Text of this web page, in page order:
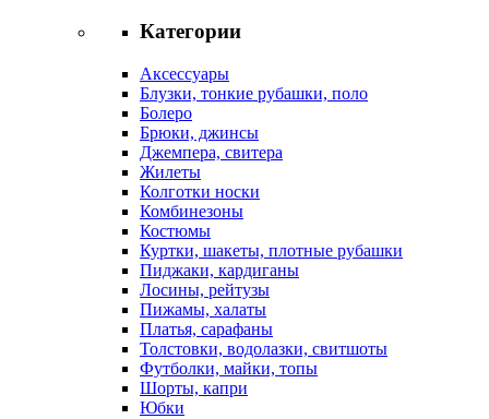
Категории
Аксессуары
Блузки, тонкие рубашки, поло
Болеро
Брюки, джинсы
Джемпера, свитера
Жилеты
Колготки носки
Комбинезоны
Костюмы
Куртки, шакеты, плотные рубашки
Пиджаки, кардиганы
Лосины, рейтузы
Пижамы, халаты
Платья, сарафаны
Толстовки, водолазки, свитшоты
Футболки, майки, топы
Шорты, капри
Юбки